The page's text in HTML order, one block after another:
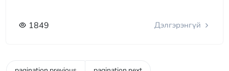
1849 Дэлгэрэнгүй